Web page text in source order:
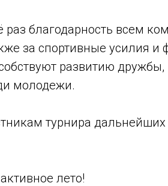
благодарность всем
за спортивные усилия и
развитию
молодежи.
турнира дальнейших
лето!